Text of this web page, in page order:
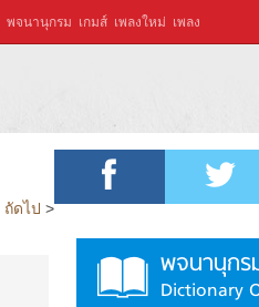
พจนานุกรม เกมส์ เพลงใหม่ เพลง
ถัดไป >
พจนานุกร
Dictionary